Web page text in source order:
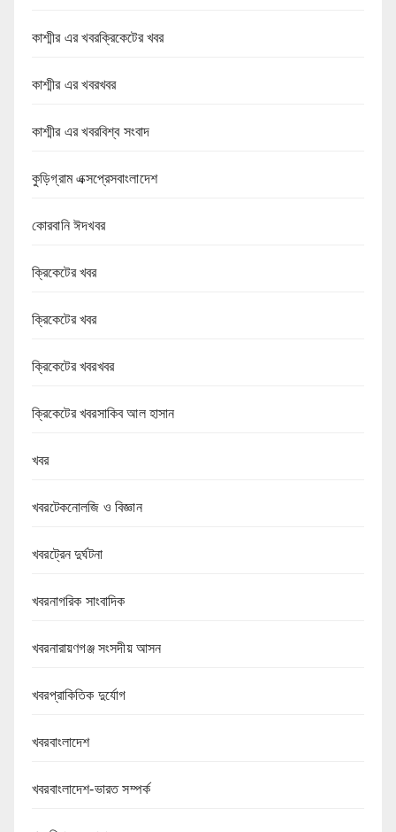
কাশ্মীর এর খবরক্রিকেটের খবর
কাশ্মীর এর খবরখবর
কাশ্মীর এর খবরবিশ্ব সংবাদ
কুড়িগ্রাম এক্সপ্রেসবাংলাদেশ
কোরবানি ঈদখবর
ক্রিকেটের খবর
ক্রিকেটের খবর
ক্রিকেটের খবরখবর
ক্রিকেটের খবরসাকিব আল হাসান
খবর
খবরটেকনোলজি ও বিজ্ঞান
খবরট্রেন দুর্ঘটনা
খবরনাগরিক সাংবাদিক
খবরনারায়ণগঞ্জ সংসদীয় আসন
খবরপ্রাকিতিক দুর্যোগ
খবরবাংলাদেশ
খবরবাংলাদেশ-ভারত সম্পর্ক